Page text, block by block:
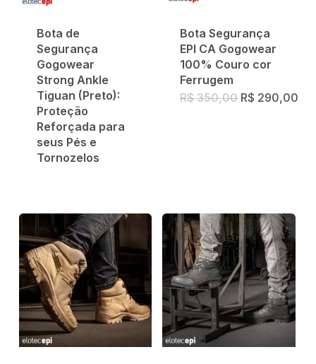
Bota de
Segurança
Gogowear
Strong Ankle
Tiguan (Preto):
Proteção
Reforçada para
seus Pés e
Tornozelos
Bota Segurança
EPI CA Gogowear
100% Couro cor
Ferrugem
R$350,00 O
R$ 290,00